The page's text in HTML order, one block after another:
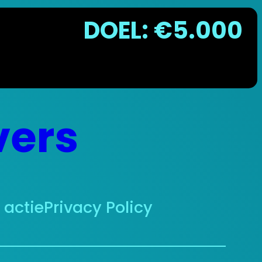
DOEL: €5.000
actiePrivacy Policy